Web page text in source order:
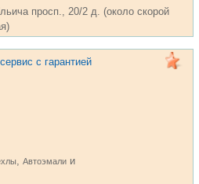
просп., 20/2 д. (около скорой
с гарантией
, Автоэмали и